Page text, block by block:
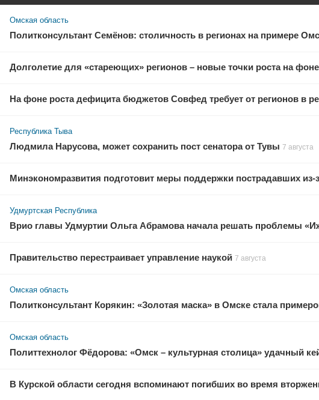
Омская область
Политконсультант Семёнов: столичность в регионах на примере
Долголетие для «стареющих» регионов – новые точки роста на
На фоне роста дефицита бюджетов Совфед требует от регионов в
Республика Тыва
Людмила Нарусова, может сохранить пост сенатора от Тувы 7 августа
Минэкономразвития подготовит меры поддержки пострадавших из-
Удмуртская Республика
Врио главы Удмуртии Ольга Абрамова начала решать проблемы
Правительство перестраивает управление наукой 7 августа
Омская область
Политконсультант Корякин: «Золотая маска» в Омске стала
Омская область
Политтехнолог Фёдорова: «Омск – культурная столица» удачный
В Курской области сегодня вспоминают погибших во время